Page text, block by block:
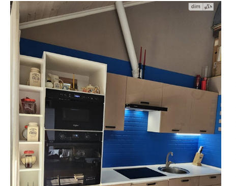
Агенство
недвижимости
"Аверс"